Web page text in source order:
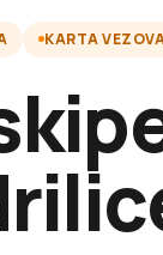
KARTA